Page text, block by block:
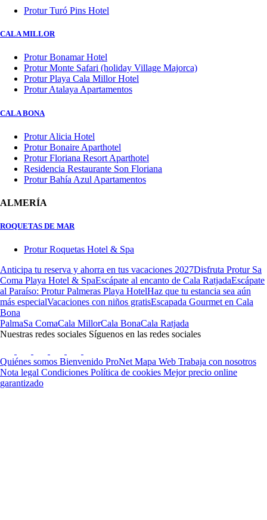
Protur Turó Pins Hotel
CALA MILLOR
Protur Bonamar Hotel
Protur Monte Safari (holiday Village Majorca)
Protur Playa Cala Millor Hotel
Protur Atalaya Apartamentos
CALA BONA
Protur Alicia Hotel
Protur Bonaire Aparthotel
Protur Floriana Resort Aparthotel
Residencia Restaurante Son Floriana
Protur Bahía Azul Apartamentos
ALMERÍA
ROQUETAS DE MAR
Protur Roquetas Hotel & Spa
Anticipa tu reserva y ahorra en tus vacaciones 2027Disfruta Protur Sa
Coma Playa Hotel & SpaEscápate al encanto de Cala RatjadaEscápate
al Paraíso: Protur Palmeras Playa HotelHaz que tu estancia sea aún
más especialVacaciones con niños gratisEscapada Gourmet en Cala
Bona
PalmaSa ComaCala MillorCala BonaCala Ratjada
Nuestras redes sociales Síguenos en las redes sociales
Quiénes somos Bienvenido ProNet Mapa Web Trabaja con nosotros
Nota legal Condiciones Política de cookies Mejor precio online
garantizado